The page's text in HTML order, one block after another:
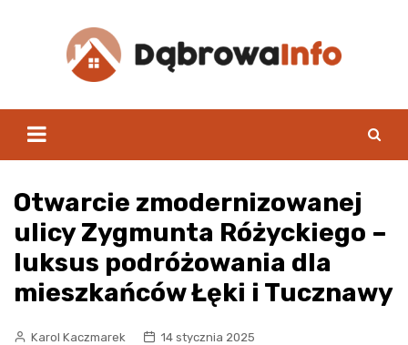
Otwarcie zmodernizowanej
ulicy Zygmunta Różyckiego –
luksus podróżowania dla
mieszkańców Łęki i Tucznawy
Karol Kaczmarek
14 stycznia 2025